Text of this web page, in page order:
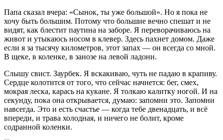
Папа сказал вчера: «Сынок, ты уже большой». Но я пока не
хочу быть большим. Потому что большие вечно спешат и не
видят, как блестит паутина на заборе. Я переворачиваюсь на
живот и утыкаюсь носом в клевер. Здесь пахнет домом. Даже
если я за тысячу километров, этот запах — он всегда со мной.
В щеке, в коленке, в занозе на левой ладони.
Слышу свист. Заурбек. Я вскакиваю, чуть не падаю в крапиву.
Сердце колотится от того, что сейчас начнется: бег, смех,
мокрая леска, карась на кукане. Я толкаю калитку ногой. И на
секунду, пока она открывается, думаю: запомни это. Запомни
навсегда. Это и есть счастье — когда тебе двенадцать, и всё
впереди, и трава холодная, и ничего не болит, кроме
содранной коленки.